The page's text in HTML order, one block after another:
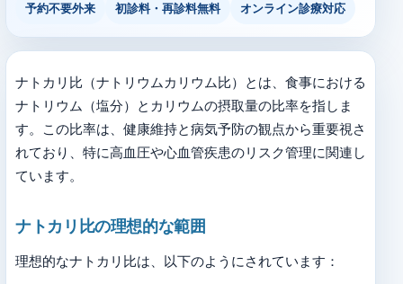
予約不要外来 初診料・再診料無料 オンライン診療対応
ナトカリ比（ナトリウムカリウム比）とは、食事における
ナトリウム（塩分）とカリウムの摂取量の比率を指しま
す。この比率は、健康維持と病気予防の観点から重要視さ
れており、特に高血圧や心血管疾患のリスク管理に関連し
ています。
ナトカリ比の理想的な範囲
理想的なナトカリ比は、以下のようにされています：